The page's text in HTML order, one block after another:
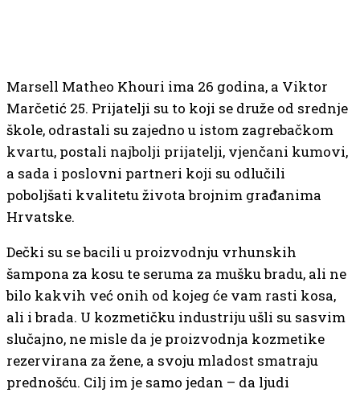
Marsell Matheo Khouri ima 26 godina, a Viktor
Marčetić 25. Prijatelji su to koji se druže od srednje
škole, odrastali su zajedno u istom zagrebačkom
kvartu, postali najbolji prijatelji, vjenčani kumovi,
a sada i poslovni partneri koji su odlučili
poboljšati kvalitetu života brojnim građanima
Hrvatske.
Dečki su se bacili u proizvodnju vrhunskih
šampona za kosu te seruma za mušku bradu, ali ne
bilo kakvih već onih od kojeg će vam rasti kosa,
ali i brada. U kozmetičku industriju ušli su sasvim
slučajno, ne misle da je proizvodnja kozmetike
rezervirana za žene, a svoju mladost smatraju
prednošću. Cilj im je samo jedan – da ljudi